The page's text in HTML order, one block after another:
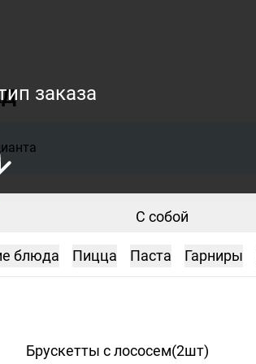
заказа
С собой
блюда Пицца Паста Гарниры
Брускетты слососем(2шт)